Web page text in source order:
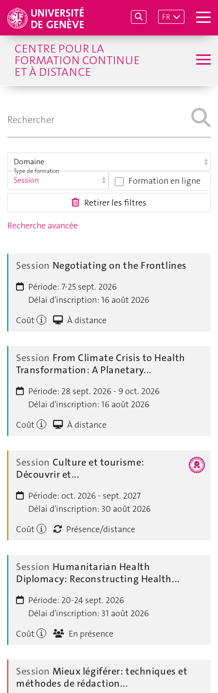
FR
CENTRE POUR LA
FORMATION CONTINUE
ET À DISTANCE
Type de formation
Formation en ligne
Retirer les filtres
Recherche avancée
Session Negotiating on the Frontlines
Période: 7-25 sept. 2026
Délai d'inscription: 16 août 2026
Coût
À distance
Session From Climate Crisis to Health
Transformation: A Planetary...
Période: 28 sept. 2026 - 9 oct. 2026
Délai d'inscription: 16 août 2026
Coût
À distance
Session Culture et tourisme:
Découvrir et...
Période: oct. 2026 - sept. 2027
Délai d'inscription: 30 août 2026
Coût
Présence/distance
Session Humanitarian Health
Diplomacy: Reconstructing Health...
Période: 20-24 sept. 2026
Délai d'inscription: 31 août 2026
Coût
En présence
Session Mieux légiférer: techniques et
méthodes de rédaction...